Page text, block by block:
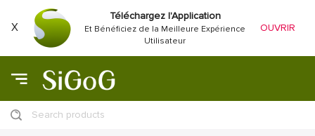
X
Téléchargez l'Application
Et Bénéficiez de la Meilleure Expérience
Utilisateur
OUVRIR
Search products